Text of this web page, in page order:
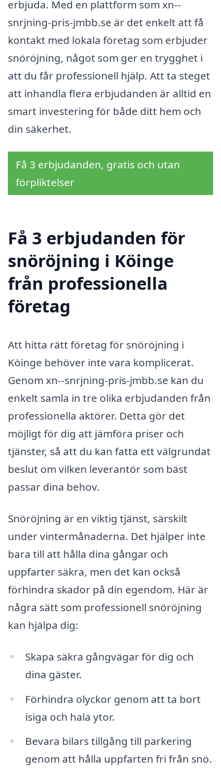
erbjuda. Med en plattform som xn--
snrjning-pris-jmbb.se är det enkelt att få
kontakt med lokala företag som erbjuder
snöröjning, något som ger en trygghet i
att du får professionell hjälp. Att ta steget
att inhandla flera erbjudanden är alltid en
smart investering för både ditt hem och
din säkerhet.
Få 3 erbjudanden, gratis och utan
förpliktelser
Få 3 erbjudanden för
snöröjning i Köinge
från professionella
företag
Att hitta rätt företag för snöröjning i
Köinge behöver inte vara komplicerat.
Genom xn--snrjning-pris-jmbb.se kan du
enkelt samla in tre olika erbjudanden från
professionella aktörer. Detta gör det
möjligt för dig att jämföra priser och
tjänster, så att du kan fatta ett välgrundat
beslut om vilken leverantör som bäst
passar dina behov.
Snöröjning är en viktig tjänst, särskilt
under vintermånaderna. Det hjälper inte
bara till att hålla dina gångar och
uppfarter säkra, men det kan också
förhindra skador på din egendom. Här är
några sätt som professionell snöröjning
kan hjälpa dig:
Skapa säkra gångvägar för dig och
dina gäster.
Förhindra olyckor genom att ta bort
isiga och hala ytor.
Bevara bilars tillgång till parkering
genom att hålla uppfarten fri från snö.